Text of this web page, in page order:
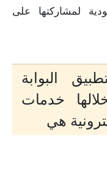
لمشاركتها على
البوابة
خدمات
هي